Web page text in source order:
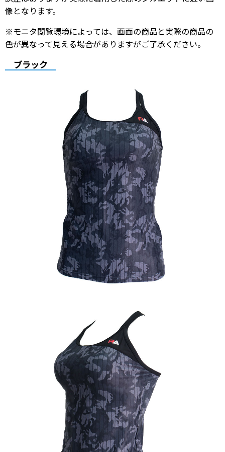
像となります。
※モニタ閲覧環境によっては、画面の商品と実際の商品の
色が異なって見える場合がありますがご了承ください。
ブラック